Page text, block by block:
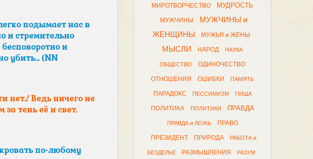
подымает нас в
и стремительно
и
убить… (NN
нет./ Ведь ничего не
тень её и свет.
по-любому
МИРОТВОРЧЕСТВО МУДРОСТЬ
МУЖЧИНЫ
МУЖЧИНЫ и
ЖЕНЩИНЫ
МУЖЬЯ и ЖЕНЫ
МЫСЛИ НАРОД НАУКА
ОБЩЕСТВО ОДИНОЧЕСТВО
ОТНОШЕНИЯ ОШИБКИ ПАМЯТЬ
ПАРАДОКС ПЕССИМИЗМ ПИЩА
ПОЛИТИКА ПОЛИТИКИ ПРАВДА
ПРАВДА и ЛОЖЬ ПРАВО
ПРЕЗИДЕНТ ПРИРОДА РАБОТА и
БЕЗДЕЛЬЕ РАЗМЫШЛЕНИЯ РАЗУМ